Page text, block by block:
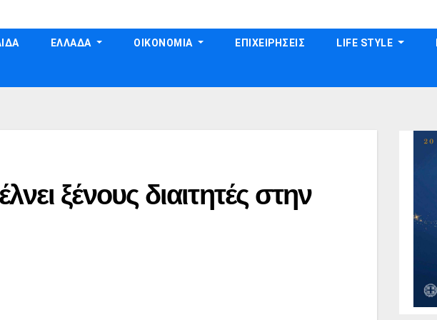
ΕΛΛΑΔΑ ΟΙΚΟΝΟΜΙΑ ΕΠΙΧΕΙΡΗΣΕΙΣ LIFE STYLE
ξένους διαιτητές στην